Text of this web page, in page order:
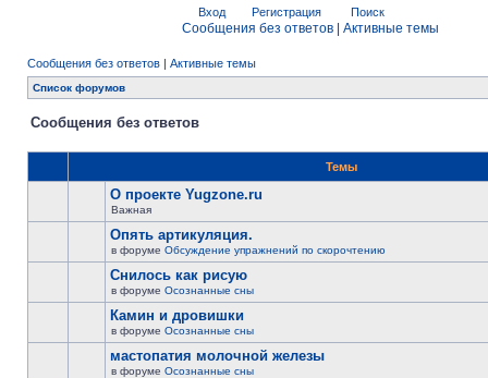
Вход Регистрация Поиск
Сообщения без ответов Активные темы
Сообщения без ответов | Активные темы
Список форумов
Сообщения без ответов
Темы
О проекте Yugzone.ru
Важная
Опять артикуляция.
в форуме Обсуждение упражнений по скорочтению
Снилось как рисую
в форуме Осознанные сны
Камин и дровишки
в форуме Осознанные сны
мастопатия молочной железы
в форуме Осознанные сны